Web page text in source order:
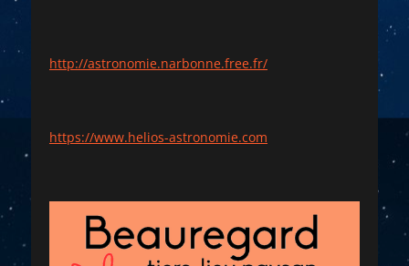
http://astronomie.narbonne.free.fr/
https://www.helios-astronomie.com